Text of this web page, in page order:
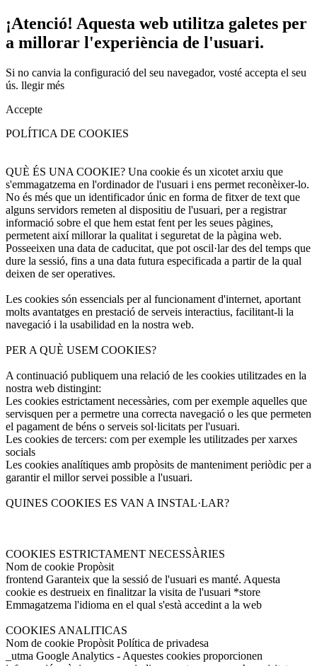
¡Atenció! Aquesta web utilitza galetes per
a millorar l'experiència de l'usuari.
Si no canvia la configuració del seu navegador, vosté accepta el seu
ús. llegir més
Accepte
POLÍTICA DE COOKIES
QUÈ ÉS UNA COOKIE? Una cookie és un xicotet arxiu que
s'emmagatzema en l'ordinador de l'usuari i ens permet reconèixer-lo.
No és més que un identificador únic en forma de fitxer de text que
alguns servidors remeten al dispositiu de l'usuari, per a registrar
informació sobre el que hem estat fent per les seues pàgines,
permetent així millorar la qualitat i seguretat de la pàgina web.
Posseeixen una data de caducitat, que pot oscil·lar des del temps que
dure la sessió, fins a una data futura especificada a partir de la qual
deixen de ser operatives.
Les cookies són essencials per al funcionament d'internet, aportant
molts avantatges en prestació de serveis interactius, facilitant-li la
navegació i la usabilidad en la nostra web.
PER A QUÈ USEM COOKIES?
A continuació publiquem una relació de les cookies utilitzades en la
nostra web distingint:
Les cookies estrictament necessàries, com per exemple aquelles que
servisquen per a permetre una correcta navegació o les que permeten
el pagament de béns o serveis sol·licitats per l'usuari.
Les cookies de tercers: com per exemple les utilitzades per xarxes
socials
Les cookies analítiques amb propòsits de manteniment periòdic per a
garantir el millor servei possible a l'usuari.
QUINES COOKIES ES VAN A INSTAL·LAR?
COOKIES ESTRICTAMENT NECESSÀRIES
Nom de cookie Propòsit
frontend Garanteix que la sessió de l'usuari es manté. Aquesta
cookie es destrueix en finalitzar la visita de l'usuari *store
Emmagatzema l'idioma en el qual s'està accedint a la web
COOKIES ANALITICAS
Nom de cookie Propòsit Política de privadesa
_utma Google Analytics - Aquestes cookies proporcionen